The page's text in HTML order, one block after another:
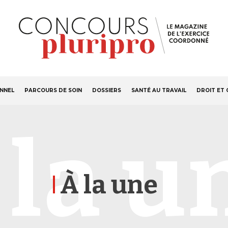
S'ABONNER
principale
PARCOURS DE SOIN DOSSIERS SANTÉ AU TRAVAIL DROIT ET
À la une
la